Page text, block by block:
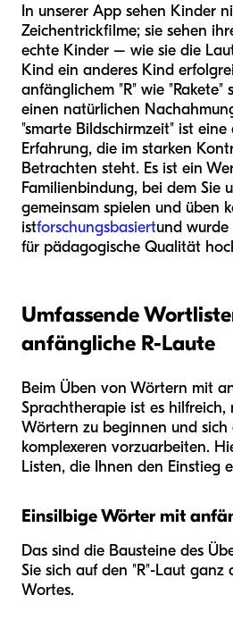
In unserer App sehen Kinder
Zeichentrickfilme; sie sehen
echte Kinder – wie sie die
Kind ein anderes Kind
anfänglichem "R" wie "Rakete"
einen natürlichen
"smarte Bildschirmzeit" ist
Erfahrung, die im starken
Betrachten steht. Es ist ein
Familienbindung, bei dem Sie
gemeinsam spielen und üben
istforschungsbasiertund wurde
für pädagogische Qualität
Umfassende
anfängliche R-Laute
Beim Üben von Wörtern mit
Sprachtherapie ist es hilfreich,
Wörtern zu beginnen und sich
komplexeren vorzuarbeiten.
Listen, die Ihnen den Einstieg
Einsilbige Wörter mit
Das sind die Bausteine des
Sie sich auf den "R"-Laut ganz
Wortes.